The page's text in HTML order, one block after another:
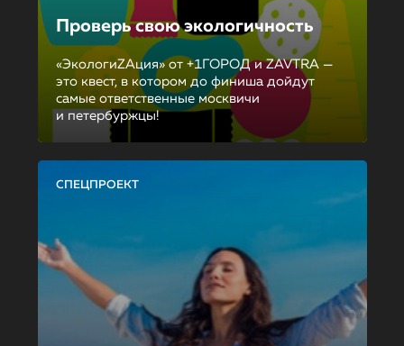
Проверь свою экологичность
«ЭкологиZAция» от +1ГОРОД и ZAVTRA —
это квест, в котором до финиша дойдут
самые ответственные москвичи
и петербуржцы!
СПЕЦПРОЕКТ